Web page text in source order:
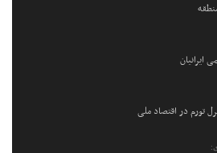
ایرانیان
تورم در اقتصاد ملی